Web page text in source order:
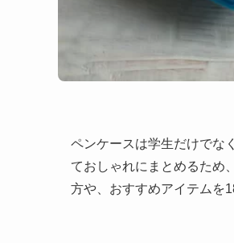
ペンケースは学生だけでな
ておしゃれにまとめるため
方や、おすすめアイテムを